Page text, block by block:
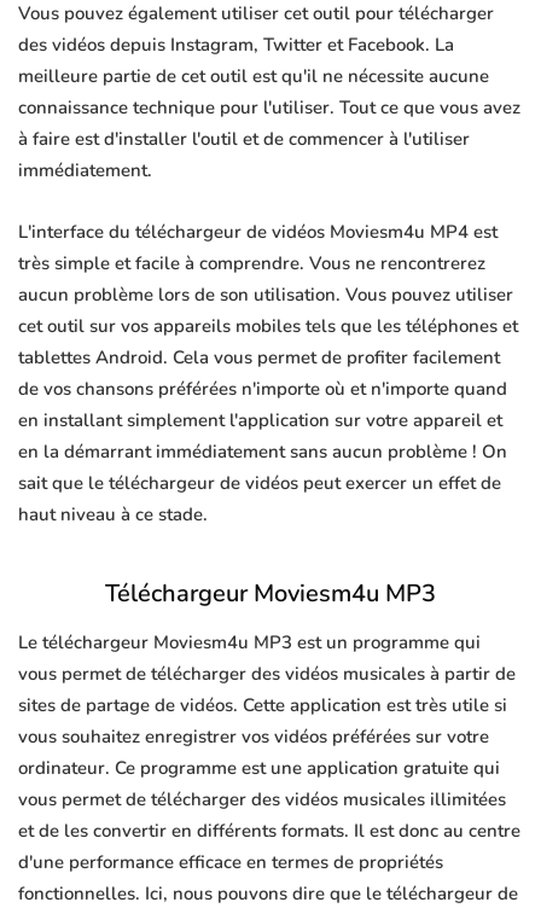
Vous pouvez également utiliser cet outil pour télécharger
des vidéos depuis Instagram, Twitter et Facebook. La
meilleure partie de cet outil est qu'il ne nécessite aucune
connaissance technique pour l'utiliser. Tout ce que vous avez
à faire est d'installer l'outil et de commencer à l'utiliser
immédiatement.
L'interface du téléchargeur de vidéos Moviesm4u MP4 est
très simple et facile à comprendre. Vous ne rencontrerez
aucun problème lors de son utilisation. Vous pouvez utiliser
cet outil sur vos appareils mobiles tels que les téléphones et
tablettes Android. Cela vous permet de profiter facilement
de vos chansons préférées n'importe où et n'importe quand
en installant simplement l'application sur votre appareil et
en la démarrant immédiatement sans aucun problème ! On
sait que le téléchargeur de vidéos peut exercer un effet de
haut niveau à ce stade.
Téléchargeur Moviesm4u MP3
Le téléchargeur Moviesm4u MP3 est un programme qui
vous permet de télécharger des vidéos musicales à partir de
sites de partage de vidéos. Cette application est très utile si
vous souhaitez enregistrer vos vidéos préférées sur votre
ordinateur. Ce programme est une application gratuite qui
vous permet de télécharger des vidéos musicales illimitées
et de les convertir en différents formats. Il est donc au centre
d'une performance efficace en termes de propriétés
fonctionnelles. Ici, nous pouvons dire que le téléchargeur de